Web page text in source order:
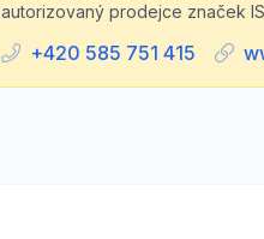
autorizovaný prodejce značek
+420 585 751 415